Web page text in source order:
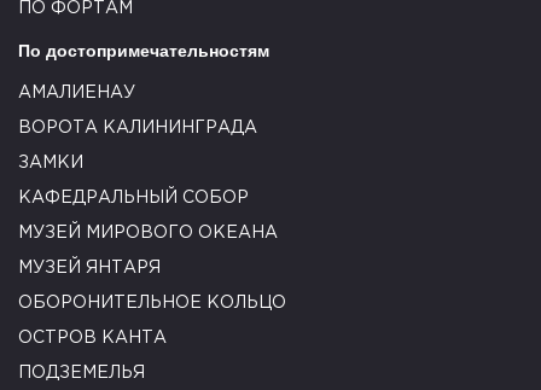
ПО ФОРТАМ
По достопримечательностям
АМАЛИЕНАУ
ВОРОТА КАЛИНИНГРАДА
ЗАМКИ
КАФЕДРАЛЬНЫЙ СОБОР
МУЗЕЙ МИРОВОГО ОКЕАНА
МУЗЕЙ ЯНТАРЯ
ОБОРОНИТЕЛЬНОЕ КОЛЬЦО
ОСТРОВ КАНТА
ПОДЗЕМЕЛЬЯ